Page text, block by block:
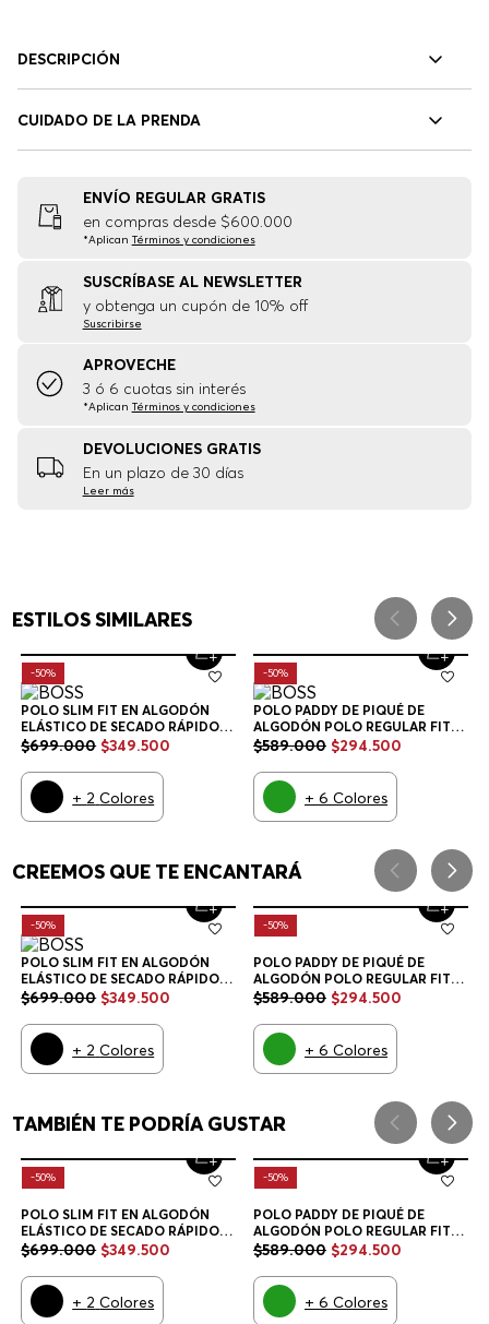
DESCRIPCIÓN
CUIDADO DE LA PRENDA
ENVÍO REGULAR GRATIS
en compras desde $600.000
*AplicanTérminos y condiciones
SUSCRÍBASE AL NEWSLETTER
y obtenga un cupón de 10% off
Suscribirse
APROVECHE
3 ó 6 cuotas sin interés
*AplicanTérminos y condiciones
DEVOLUCIONES GRATIS
En un plazo de 30 días
Leer más
ESTILOS SIMILARES
-50%
POLO SLIM FIT EN ALGODÓN
ELÁSTICO DE SECADO RÁPIDO
POLO SLIM FIT HOMBRE
699. 000 $349.500
+2 Colores
-50%
POLO PADDY DE PIQUÉ DE
ALGODÓN POLO REGULAR FIT
HOMBRE
589.000 $294.500
Colores
CREEMOS QUE TE ENCANTARÁ
-50% -50%